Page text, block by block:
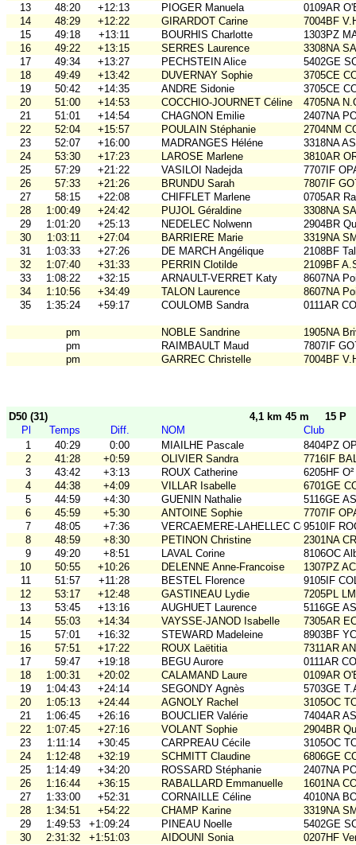
13
48:20 +12:13 PIOGER Manuela
0109AR
14
48:29 +12:22 GIRARDOT Carine
7004BF
15
49:18 +13:11 BOURHIS Charlotte
1303PZ
16
49:22 +13:15 SERRES Laurence
3308NA
17
49:34 +13:27 PECHSTEIN Alice
5402GE
18
49:49 +13:42 DUVERNAY Sophie
3705CE
19
50:42 +14:35 ANDRE Sidonie
3705CE
20
51:00 +14:53 COCCHIO-JOURNET Céline
4705NA
21
51:01 +14:54 CHAGNON Emilie
2407NA
22
52:04 +15:57 POULAIN Stéphanie
2704NM
23
52:07 +16:00 MADRANGES Héléne
3318NA
24
53:30 +17:23 LAROSE Marlene
3810AR
25
57:29 +21:22 VASILOI Nadejda
7707IF
26
57:33 +21:26 BRUNDU Sarah
7807IF
27
58:15 +22:08 CHIFFLET Marlene
0705AR
28
1:00:49 +24:42 PUJOL Géraldine
3308NA
29
1:01:20 +25:13 NEDELEC Nolwenn
2904BR
30
1:03:11 +27:04 BARRIERE Marie
3319NA
31
1:03:33 +27:26 DE MARCH Angélique
2108BF
32
1:07:40 +31:33 PERRIN Clotilde
2109BF
33
1:08:22 +32:15 ARNAULT-VERRET Katy
8607NA
34
1:10:56 +34:49 TALON Laurence
8607NA
35
1:35:24 +59:17 COULOMB Sandra 0111AR
pm NOBLE Sandrine
1905NA
pm
RAIMBAULT Maud
7807IF
pm
GARREC Christelle 7004BF
D50 (31) 4,1 km 45 m
15 P
Pl
Temps Diff. NOM
Club
1
40:29 0:00 MIAILHE Pascale
8404PZ
2
41:28 +0:59 OLIVIER Sandra
7716IF
3
43:42 +3:13 ROUX Catherine
6205HF O²
4
44:38 +4:09 VILLAR Isabelle
6701GE
5
44:59 +4:30 GUENIN Nathalie
5116GE
6
45:59 +5:30 ANTOINE Sophie
7707IF
7
48:05 +7:36 VERCAEMERE-LAHELLEC Céline
9510IF
8
48:59 +8:30 PETINON Christine
2301NA
9
49:20 +8:51 LAVAL Corine
8106OC
10
50:55 +10:26 DELENNE Anne-Francoise
1307PZ
11
51:57 +11:28 BESTEL Florence
9105IF
12
53:17 +12:48 GASTINEAU Lydie
7205PL
13
53:45 +13:16 AUGHUET Laurence
5116GE
14
55:03 +14:34 VAYSSE-JANOD Isabelle
7305AR
15
57:01 +16:32 STEWARD Madeleine
8903BF
16
57:51 +17:22 ROUX Laëtitia
7311AR
17
59:47 +19:18 BEGU Aurore
0111AR
18
1:00:31 +20:02 CALAMAND Laure
0109AR
19
1:04:43 +24:14 SEGONDY Agnès
5703GE
20
1:05:13 +24:44 AGNOLY Rachel
3105OC
21
1:06:45 +26:16 BOUCLIER Valérie
7404AR
22
1:07:45 +27:16 VOLANT Sophie
2904BR
23
1:11:14 +30:45 CARPREAU Cécile
3105OC
24
1:12:48 +32:19 SCHMITT Claudine
6806GE
25
1:14:49 +34:20 ROSSARD Stéphanie
2407NA
26
1:16:44 +36:15 RABALLARD Emmanuelle
1601NA
27
1:33:00 +52:31 CORNAILLE Céline
4010NA
28
1:34:51 +54:22 CHAMP Karine
3319NA
29
1:49:53 +1:09:24 PINEAU Noelle
5402GE
30
2:31:32 +1:51:03 AIDOUNI Sonia 0207HF